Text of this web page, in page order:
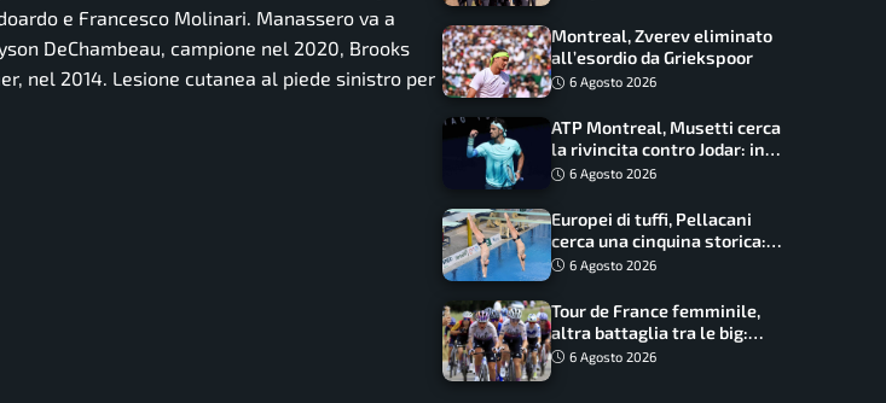
e Francesco Molinari. Manassero va a
DeChambeau, campione nel 2020, Brooks
nel 2014. Lesione cutanea al piede sinistro per
Montreal, Zverev eliminato
all’esordio da Griekspoor
6 Agosto 2026
ATP Montreal, Musetti cerca
la rivincita contro Jodar: in
palio gli ottavi
6 Agosto 2026
Europei di tuffi, Pellacani
cerca una cinquina storica:
Conte e Wang sfidano la
6 Agosto 2026
Tour de France femminile,
altra battaglia tra le big:
Longo Borghini sogna il
colpo
6 Agosto 2026